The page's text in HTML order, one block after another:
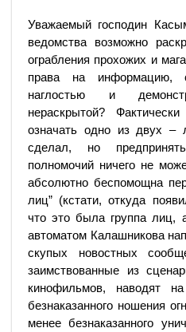
Уважаемый господин
ведомства возможно
ограбления прохожих и
права на информацию,
наглостью и
нераскрытой?
означать одно из двух –
сделал, но
полномочий ничего не
абсолютно беспомощна
лиц” (кстати, откуда
что это была группа лиц,
автоматом Калашникова
скупых новостных
заимствованные из
кинофильмов, наводят
безнаказанного ношения
менее безнаказанного